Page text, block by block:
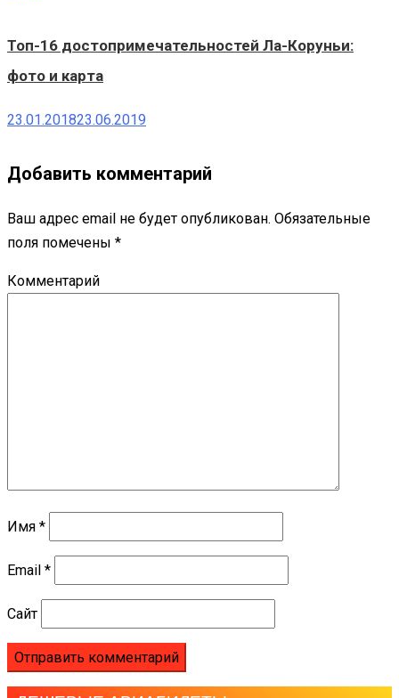
Топ-16 достопримечательностей Ла-Коруньи:
фото и карта
23.01.201823.06.2019
Добавить комментарий
Ваш адрес email не будет опубликован. Обязательные
поля помечены *
Комментарий
Имя *
Email *
Сайт